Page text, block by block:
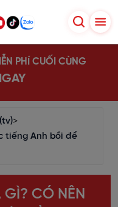
PHÍ CUỐI CÙNG
>
tiếng Anh bồi để
GÌ? CÓ NÊN